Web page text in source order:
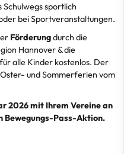
sportlich
bei Sportveranstaltungen.
Förderungdurch die
Hannover & die
alle Kinder kostenlos. Der
und Sommerferien vom
2026 mit Ihrem Vereine an
Bewegungs-Pass-Aktion.